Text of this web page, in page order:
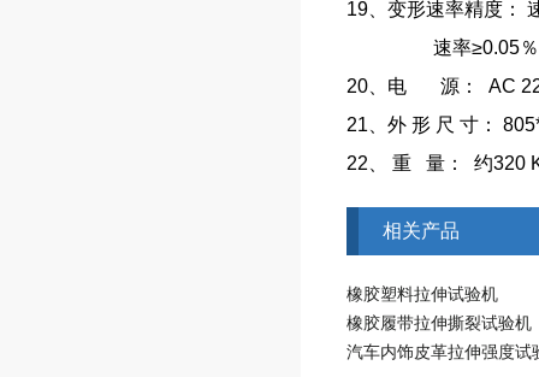
19、 变形速率精度 ：
速率≥0.05
20、 电 源：
AC
21、外 形 尺 寸：
22、 重 量 ： 约320
相关产品
橡胶塑料拉伸试验机
橡胶履带拉伸撕裂试验机
汽车内饰皮革拉伸强度试